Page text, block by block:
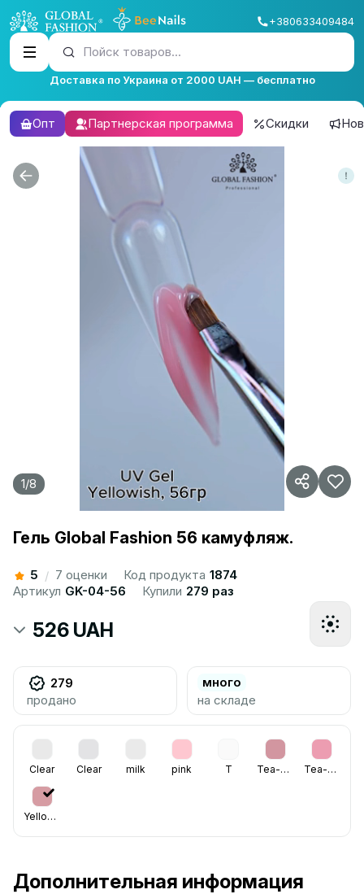
+380633409484
Пойск товаров...
Доставка по Украина от 2000 UAH — бесплатно
Опт Партнерская программа Скидки
1/8
Гель Global Fashion 56 камуфляж.
5 / 7 оценки Код продукта 1874
Артикул GK-04-56 Купили 279 раз
526 UAH
279
продано
много
на складе
Clear Clear milk pink T Tea-Rose Tea-Rose
Yellowish
Дополнительная информация